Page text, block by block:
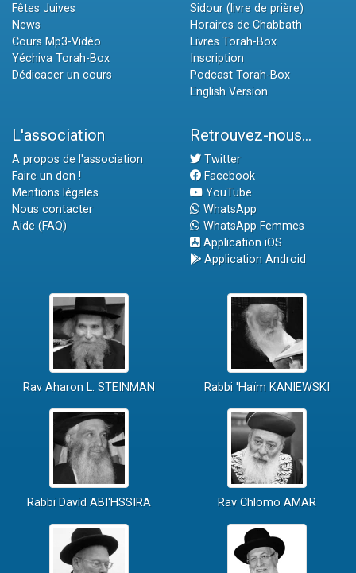
Fêtes Juives
News
Cours Mp3-Vidéo
Yéchiva Torah-Box
Dédicacer un cours
Sidour (livre de prière)
Horaires de Chabbath
Livres Torah-Box
Inscription
Podcast Torah-Box
English Version
L'association
A propos de l'association
Faire un don !
Mentions légales
Nous contacter
Aide (FAQ)
Retrouvez-nous...
Twitter
Facebook
YouTube
WhatsApp
WhatsApp Femmes
Application iOS
Application Android
Rav Aharon L. STEINMAN Rabbi 'Haïm KANIEWSKI
Rabbi David ABI'HSSIRA Rav Chlomo AMAR